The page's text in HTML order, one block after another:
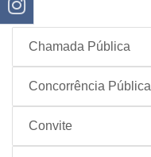
Chamada Pública
Concorrência Pública
Convite